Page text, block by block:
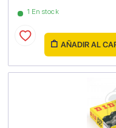
1 En stock
AÑADIR AL